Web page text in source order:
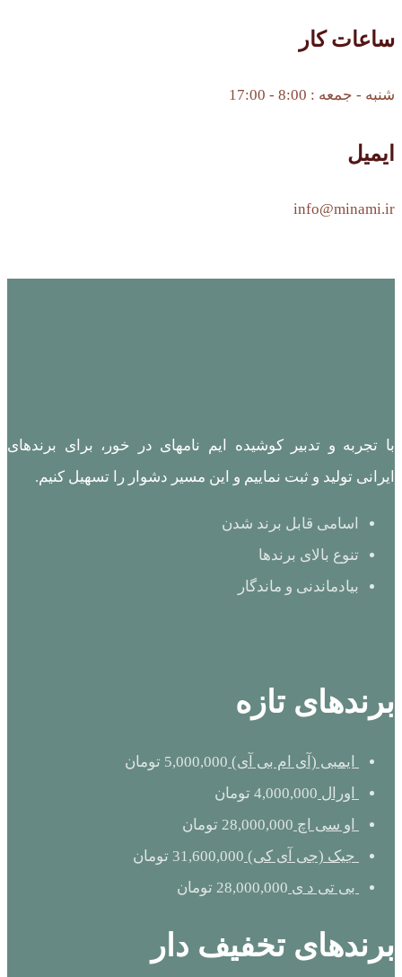
ساعات کار
شنبه - جمعه : 8:00 - 17:00
ایمیل
info@minami.ir
با تجربه و تدبیر کوشیده ایم نامهای در خور، برای برندهای
ایرانی تولید و ثبت نماییم و این مسیر دشوار را تسهیل کنیم.
اسامی قابل برند شدن
تنوع بالای برندها
بیادماندنی و ماندگار
برندهای تازه
ایمبی (آی ام بی آی) 5,000,000 تومان
اورال 4,000,000 تومان
او سی اچ 28,000,000 تومان
جیک (جی آی کی) 31,600,000 تومان
بی تی د ی 28,000,000 تومان
برندهای تخفیف دار